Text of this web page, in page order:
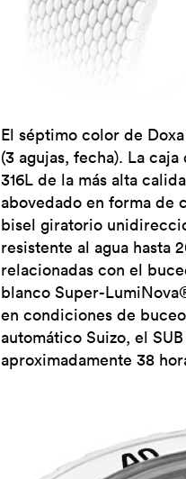
El séptimo color de
(3 agujas, fecha). La
316L de la más alta
abovedado en forma de
bisel giratorio
resistente al agua hasta
relacionadas con el
blanco Super-
en condiciones de
automático Suizo, el
aproximadamente 38